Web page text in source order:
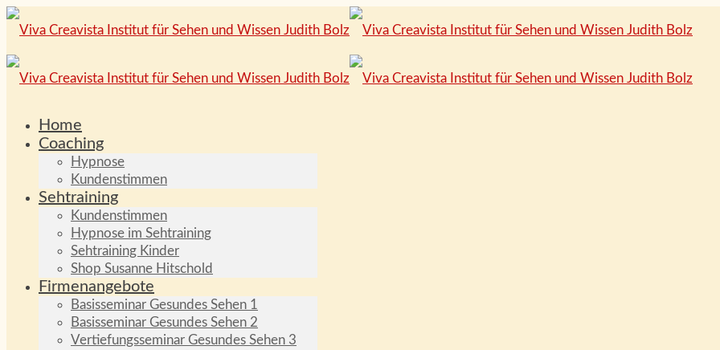
Home
Coaching
Hypnose
Kundenstimmen
Sehtraining
Kundenstimmen
Hypnose im Sehtraining
Sehtraining Kinder
Shop Susanne Hitschold
Firmenangebote
Basisseminar Gesundes Sehen 1
Basisseminar Gesundes Sehen 2
Vertiefungsseminar Gesundes Sehen 3